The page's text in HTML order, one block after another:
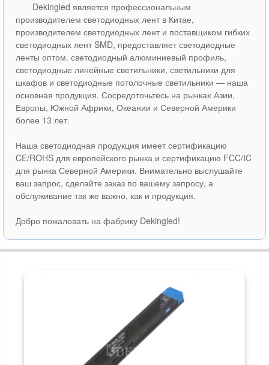
Dekingled является профессиональным
производителем светодиодных лент в Китае,
производителем светодиодных лент и поставщиком гибких
светодиодных лент SMD, предоставляет светодиодные
ленты оптом. светодиодный алюминиевый профиль,
светодиодные линейные светильники, светильники для
шкафов и светодиодные потолочные светильники — наша
основная продукция. Сосредоточьтесь на рынках Азии,
Европы, Южной Африки, Океании и Северной Америки
более 13 лет.
Наша светодиодная продукция имеет сертификацию
CE/ROHS для европейского рынка и сертификацию FCC/IC
для рынка Северной Америки. Внимательно выслушайте
ваш запрос, сделайте заказ по вашему запросу, а
обслуживание так же важно, как и продукция.
Добро пожаловать на фабрику Dekingled!